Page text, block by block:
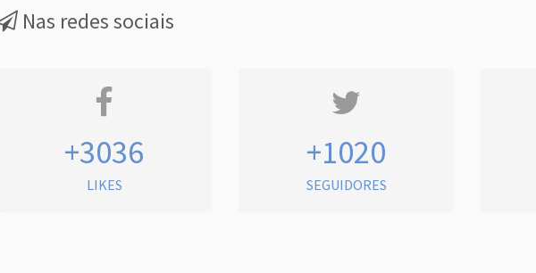
Nas redes sociais
+3036
LIKES
+1020
SEGUIDORES